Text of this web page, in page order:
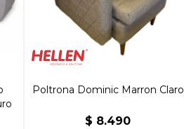
Poltrona Dominic Marron Claro
$ 8.490